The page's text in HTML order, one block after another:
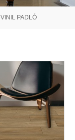
VINIL PADLÓ